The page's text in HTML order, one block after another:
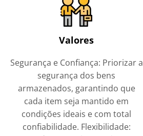
Valores
Segurança e Confiança: Priorizar a
segurança dos bens
armazenados, garantindo que
cada item seja mantido em
condições ideais e com total
confiabilidade. Flexibilidade: